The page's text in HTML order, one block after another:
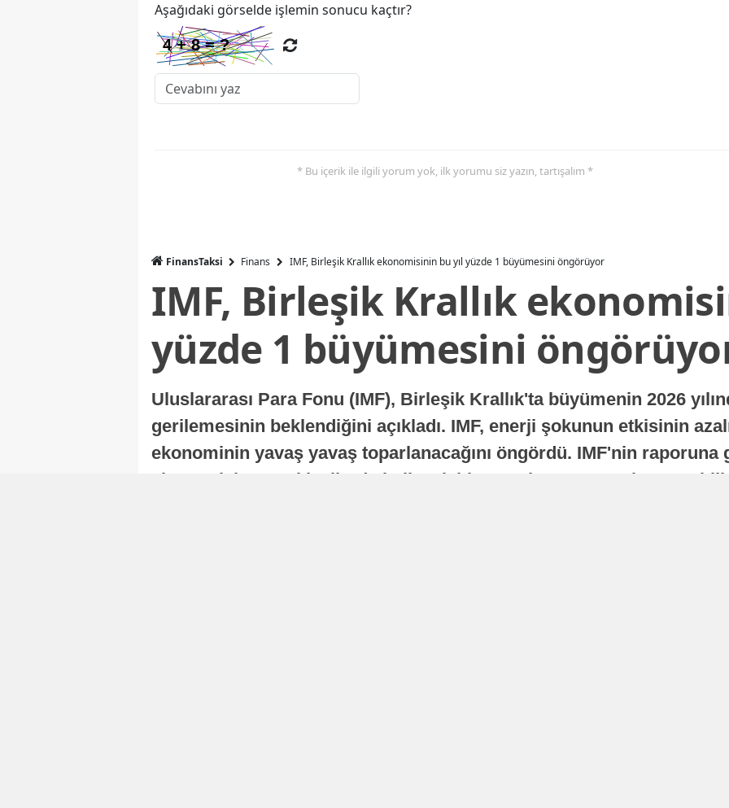
Aşağıdaki görselde işlemin sonucu kaçtır?
* Bu içerik ile ilgili yorum yok, ilk yorumu siz yazın, tartışalım *
FinansTaksi Finans IMF, Birleşik Krallık ekonomisinin bu yıl yüzde 1 büyümesini öngörüyor
IMF, Birleşik Krallık
yüzde 1 büyümesini
Uluslararası Para Fonu (IMF), Birleşik Krallık'ta büyümenin 2026
gerilemesinin beklendiğini açıkladı. IMF, enerji şokunun etkisinin
ekonominin yavaş yavaş toparlanacağını öngördü. IMF'nin raporuna
ekonomisi, sonraki yıllarda istikrarlı bir toparlanma süreci